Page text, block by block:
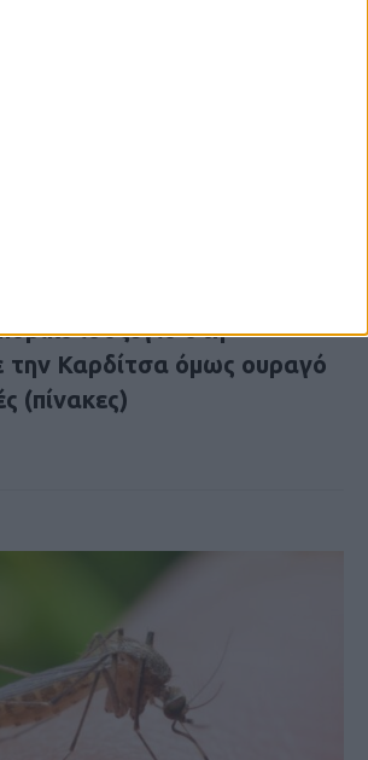
ισοζύγιο στη
την Καρδίτσα όμως ουραγό
(πίνακες)